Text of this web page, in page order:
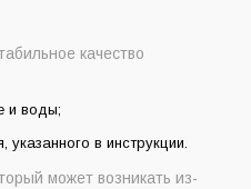
качество
и воды;
в инструкции.
может возникать из-